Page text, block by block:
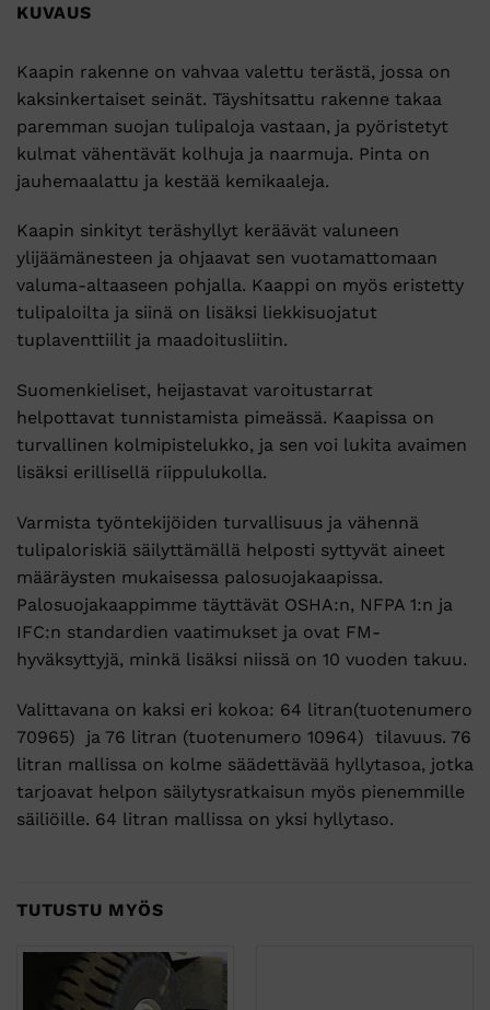
KUVAUS
Kaapin rakenne on vahvaa valettu terästä, jossa on
kaksinkertaiset seinät. Täyshitsattu rakenne takaa
paremman suojan tulipaloja vastaan, ja pyöristetyt
kulmat vähentävät kolhuja ja naarmuja. Pinta on
jauhemaalattu ja kestää kemikaaleja.
Kaapin sinkityt teräshyllyt keräävät valuneen
ylijäämänesteen ja ohjaavat sen vuotamattomaan
valuma-altaaseen pohjalla. Kaappi on myös eristetty
tulipaloilta ja siinä on lisäksi liekkisuojatut
tuplaventtiilit ja maadoitusliitin.
Suomenkieliset, heijastavat varoitustarrat
helpottavat tunnistamista pimeässä. Kaapissa on
turvallinen kolmipistelukko, ja sen voi lukita avaimen
lisäksi erillisellä riippulukolla.
Varmista työntekijöiden turvallisuus ja vähennä
tulipaloriskiä säilyttämällä helposti syttyvät aineet
määräysten mukaisessa palosuojakaapissa.
Palosuojakaappimme täyttävät OSHA:n, NFPA 1:n ja
IFC:n standardien vaatimukset ja ovat FM-
hyväksyttyjä, minkä lisäksi niissä on 10 vuoden takuu.
Valittavana on kaksi eri kokoa: 64 litran(tuotenumero
70965) ja 76 litran (tuotenumero 10964) tilavuus. 76
litran mallissa on kolme säädettävää hyllytasoa, jotka
tarjoavat helpon säilytysratkaisun myös pienemmille
säiliöille. 64 litran mallissa on yksi hyllytaso.
TUTUSTU MYÖS